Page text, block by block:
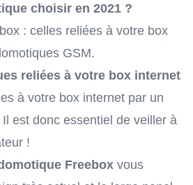
choisir en 2021 ?
: celles reliées à votre box
GSM.
reliées à votre box internet
à votre box internet par un
est donc essentiel de veiller à
!
Freebox vous